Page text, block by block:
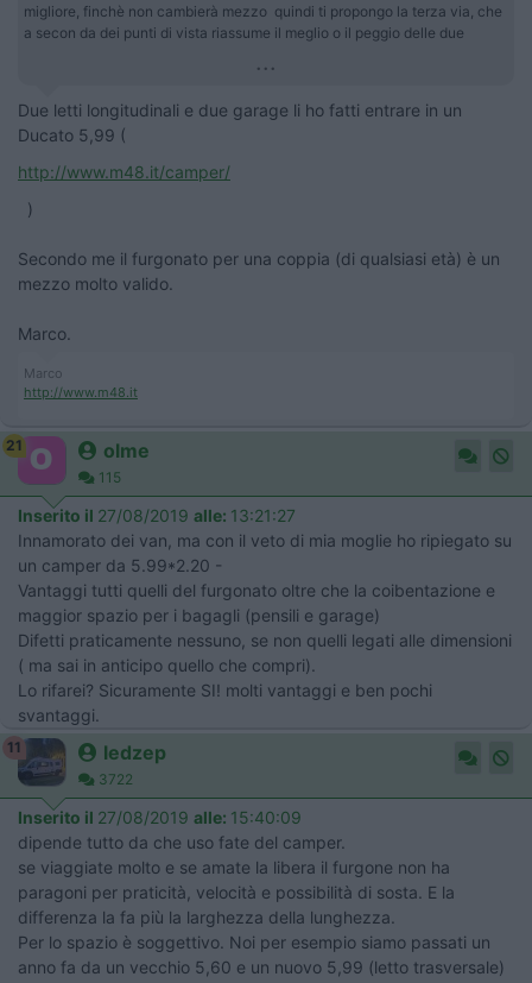
migliore, finchè non cambierà mezzo quindi ti propongo la terza via, che
a secon da dei punti di vista riassume il meglio o il peggio delle due
...
Due letti longitudinali e due garage li ho fatti entrare in un
Ducato 5,99 (
http://www.m48.it/camper/
)
Secondo me il furgonato per una coppia (di qualsiasi età) è un
mezzo molto valido.
Marco.
Marco
http://www.m48.it
21 olme
115
Inserito il 27/08/2019 alle: 13:21:27
Innamorato dei van, ma con il veto di mia moglie ho ripiegato su
un camper da 5.99*2.20 -
Vantaggi tutti quelli del furgonato oltre che la coibentazione e
maggior spazio per i bagagli (pensili e garage)
Difetti praticamente nessuno, se non quelli legati alle dimensioni
( ma sai in anticipo quello che compri).
Lo rifarei? Sicuramente SI! molti vantaggi e ben pochi
svantaggi.
11 ledzep
3722
Inserito il 27/08/2019 alle: 15:40:09
dipende tutto da che uso fate del camper.
se viaggiate molto e se amate la libera il furgone non ha
paragoni per praticità, velocità e possibilità di sosta. E la
differenza la fa più la larghezza della lunghezza.
Per lo spazio è soggettivo. Noi per esempio siamo passati un
anno fa da un vecchio 5,60 e un nuovo 5,99 (letto trasversale)